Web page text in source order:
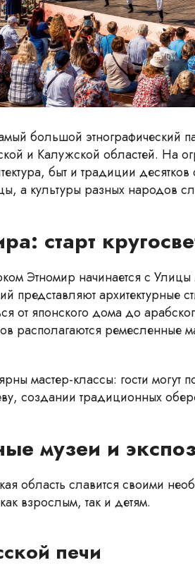
большой этнографический
и Калужской областей. На
быт и традиции
а культуры разных народов
старт
Этномир начинается с
представляют архитектурные
от японского дома до
располагаются ремесленные
мастер-классы: гости могут
создании традиционных
музеи и
область славится своими
взрослым, так и детям.
печи